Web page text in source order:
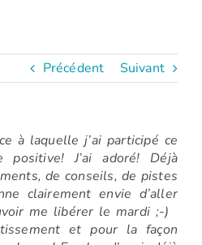
Précédent Suivant
à laquelle j’ai participé ce
J’ai adoré! Déjà
de conseils, de pistes
clairement envie d’aller
me libérer le mardi ;-)
et pour la façon